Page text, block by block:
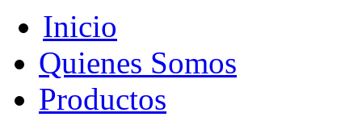
Inicio
Quienes Somos
Productos